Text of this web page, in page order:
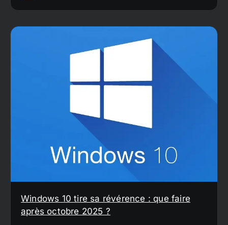
Windows 10 tire sa révérence : que faire
après octobre 2025 ?